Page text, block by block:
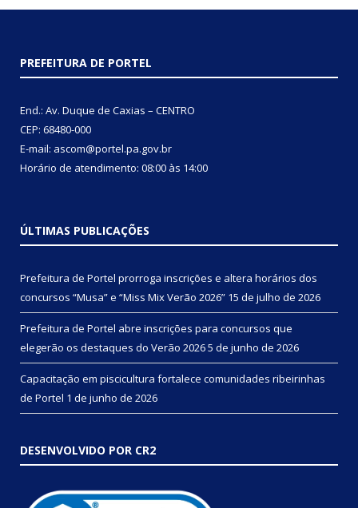
PREFEITURA DE PORTEL
End.: Av. Duque de Caxias – CENTRO
CEP: 68480-000
E-mail: ascom@portel.pa.gov.br
Horário de atendimento: 08:00 às 14:00
ÚLTIMAS PUBLICAÇÕES
Prefeitura de Portel prorroga inscrições e altera horários dos
concursos “Musa” e “Miss Mix Verão 2026” 15 de julho de 2026
Prefeitura de Portel abre inscrições para concursos que
elegerão os destaques do Verão 20265 de junho de 2026
Capacitação em piscicultura fortalece comunidades ribeirinhas
de Portel 1 de junho de 2026
DESENVOLVIDO POR CR2